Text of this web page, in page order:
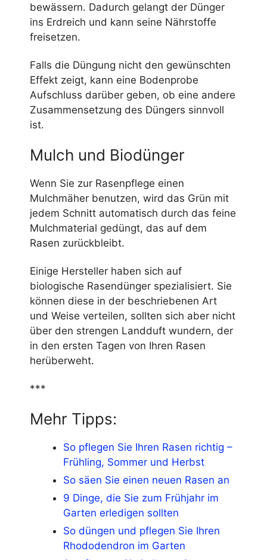
bewässern. Dadurch gelangt der Dünger
ins Erdreich und kann seine Nährstoffe
freisetzen.
Falls die Düngung nicht den gewünschten
Effekt zeigt, kann eine Bodenprobe
Aufschluss darüber geben, ob eine andere
Zusammensetzung des Düngers sinnvoll
ist.
Mulch und Biodünger
Wenn Sie zur Rasenpflege einen
Mulchmäher benutzen, wird das Grün mit
jedem Schnitt automatisch durch das feine
Mulchmaterial gedüngt, das auf dem
Rasen zurückbleibt.
Einige Hersteller haben sich auf
biologische Rasendünger spezialisiert. Sie
können diese in der beschriebenen Art
und Weise verteilen, sollten sich aber nicht
über den strengen Landduft wundern, der
in den ersten Tagen von Ihren Rasen
herüberweht.
***
Mehr Tipps:
So pflegen Sie Ihren Rasen richtig –
Frühling, Sommer und Herbst
So säen Sie einen neuen Rasen an
9 Dinge, die Sie zum Frühjahr im
Garten erledigen sollten
So düngen und pflegen Sie Ihren
Rhododendron im Garten